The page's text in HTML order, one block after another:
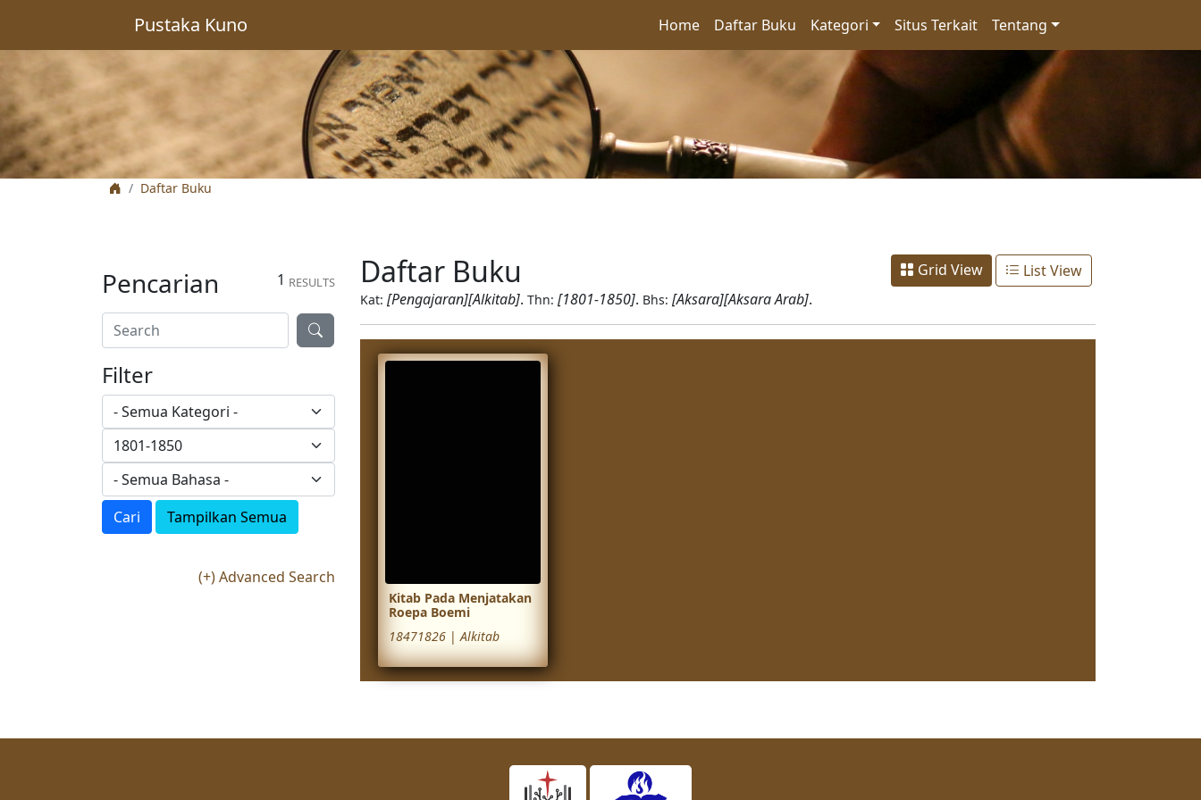
Pustaka Kuno Home Daftar Buku Kategori Situs Terkait Tentang
Daftar Buku
1 RESULTS
Pencarian
Filter
Cari Tampilkan Semua
(+) Advanced Search
Daftar Buku Grid View List View
Kat: [Pengajaran][Alkitab]. Thn: [1801-1850]. Bhs: [Aksara][Aksara Arab].
Kitab Pada Menjatakan
Roepa Boemi
18471826 |Alkitab